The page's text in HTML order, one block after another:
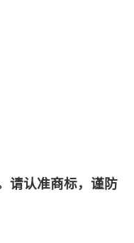
请认准商标，谨防